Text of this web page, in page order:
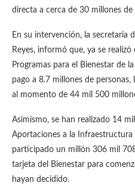
directa a cerca de 30 millones de
En su intervención, la secretaria
Reyes, informó que, ya se realizó
Programas para el Bienestar de
pago a 8.7 millones de
al momento de 44 mil 500
Asimismo, se han realizado 14
Aportaciones a la Infraestructura
participado un millón 306 mil
tarjeta del Bienestar para
hayan decidido.